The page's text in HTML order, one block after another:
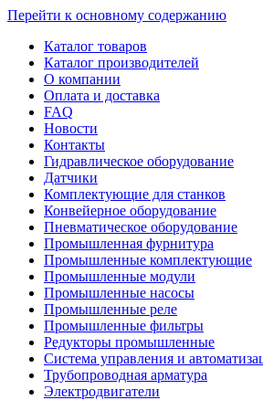
Перейти к основному содержанию
Каталог товаров
Каталог производителей
О компании
Оплата и доставка
FAQ
Новости
Контакты
Гидравлическое оборудование
Датчики
Комплектующие для станков
Конвейерное оборудование
Пневматическое оборудование
Промышленная фурнитура
Промышленные комплектующие
Промышленные модули
Промышленные насосы
Промышленные реле
Промышленные фильтры
Редукторы промышленные
Система управления и
Трубопроводная арматура
Электродвигатели